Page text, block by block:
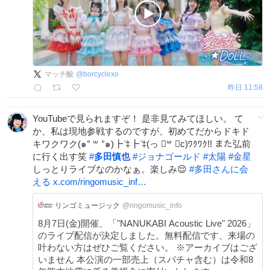
マッチ酸 @borcyclexo
昨日 11:58
YouTubeで見られますぞ！ 是非見てみてほしい。 て
か、私は現地参戦するのですが、初めてだからドキド
キワクワク(๑° ꒳ °๑)┣ ̈‡┣ ̈‡(っ ॑꒳ ॑c)ﾜｸﾜｸ!! また弘前
に行く出す笑 #多田慎也 #ジョナゴールド #太陽 #金星
しっとりライブなのかなぁ。楽しみ😌 #多田さんに会
える x.com/ringomusic_inf…
リンゴミュージック @ringomusic_info
8月7日(金)開催、「"NANUKABI Acoustic Live" 2026」
のライブ配信が決定しました。無料配信です、来場の
叶わない方はぜひご覧ください。 ※アーカイブはござ
いません 本公演の一部売上（スパチャ含む）は令和8